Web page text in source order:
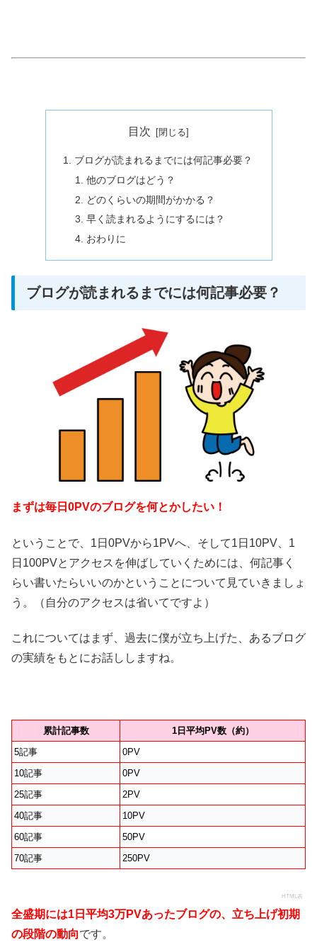
目次
ブログが読まれるまでには何記事必要？
他のブログはどう？
どのくらいの期間がかかる？
早く読まれるようにするには？
おわりに
ブログが読まれるまでには何記事必要？
まずは毎日0PVのブログを何とかしたい！
ということで、1日0PVから1PVへ、そして1日10PV、1
日100PVとアクセスを伸ばしていくためには、何記事く
らい書いたらいいのかということについて見ていきましょ
う。（自分のアクセスは省いてですよ）
これについてはまず、過去に僕が立ち上げた、あるブログ
の実績をもとにお話ししますね。
累計記事数
1日平均PV数（約）
5記事
0PV
10記事
0PV
25記事
2PV
40記事
10PV
60記事
50PV
70記事
250PV
HTML表
全盛期には1日平均3万PVあったブログの、立ち上げ初期
の段階の動向です。